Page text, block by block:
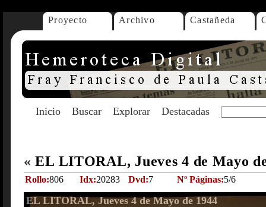
Proyecto Archivo Castañeda
Inicio Buscar Explorar Destacadas
« EL LITORAL, Jueves 4 de Mayo
Rollo:806 Idx:20283 Dvd:7 Nº Páginas:5/6
EL LITORAL, Jueves 4 de Mayo de 1944